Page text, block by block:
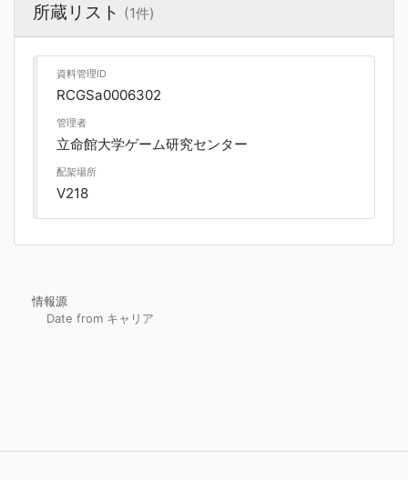
所蔵リスト (1件)
資料管理ID
RCGSa0006302
管理者
立命館大学ゲーム研究センター
配架場所
V218
情報源
Date from キャリア